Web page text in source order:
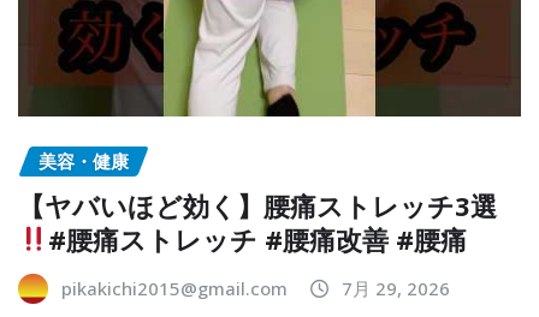
美容・健康
【ヤバいほど効く】腰痛ストレッチ3選
#腰痛ストレッチ #腰痛改善 #腰痛
pikakichi2015@gmail.com 7月 29, 2026